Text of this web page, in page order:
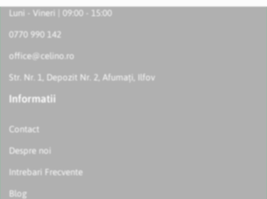
Luni - Vineri | 09:00 - 15:00
0770 990 142
office@celino.ro
Str. Nr. 1, Depozit Nr. 2, Afumați, Ilfov
Informatii
Contact
Despre noi
Intrebari Frecvente
Blog